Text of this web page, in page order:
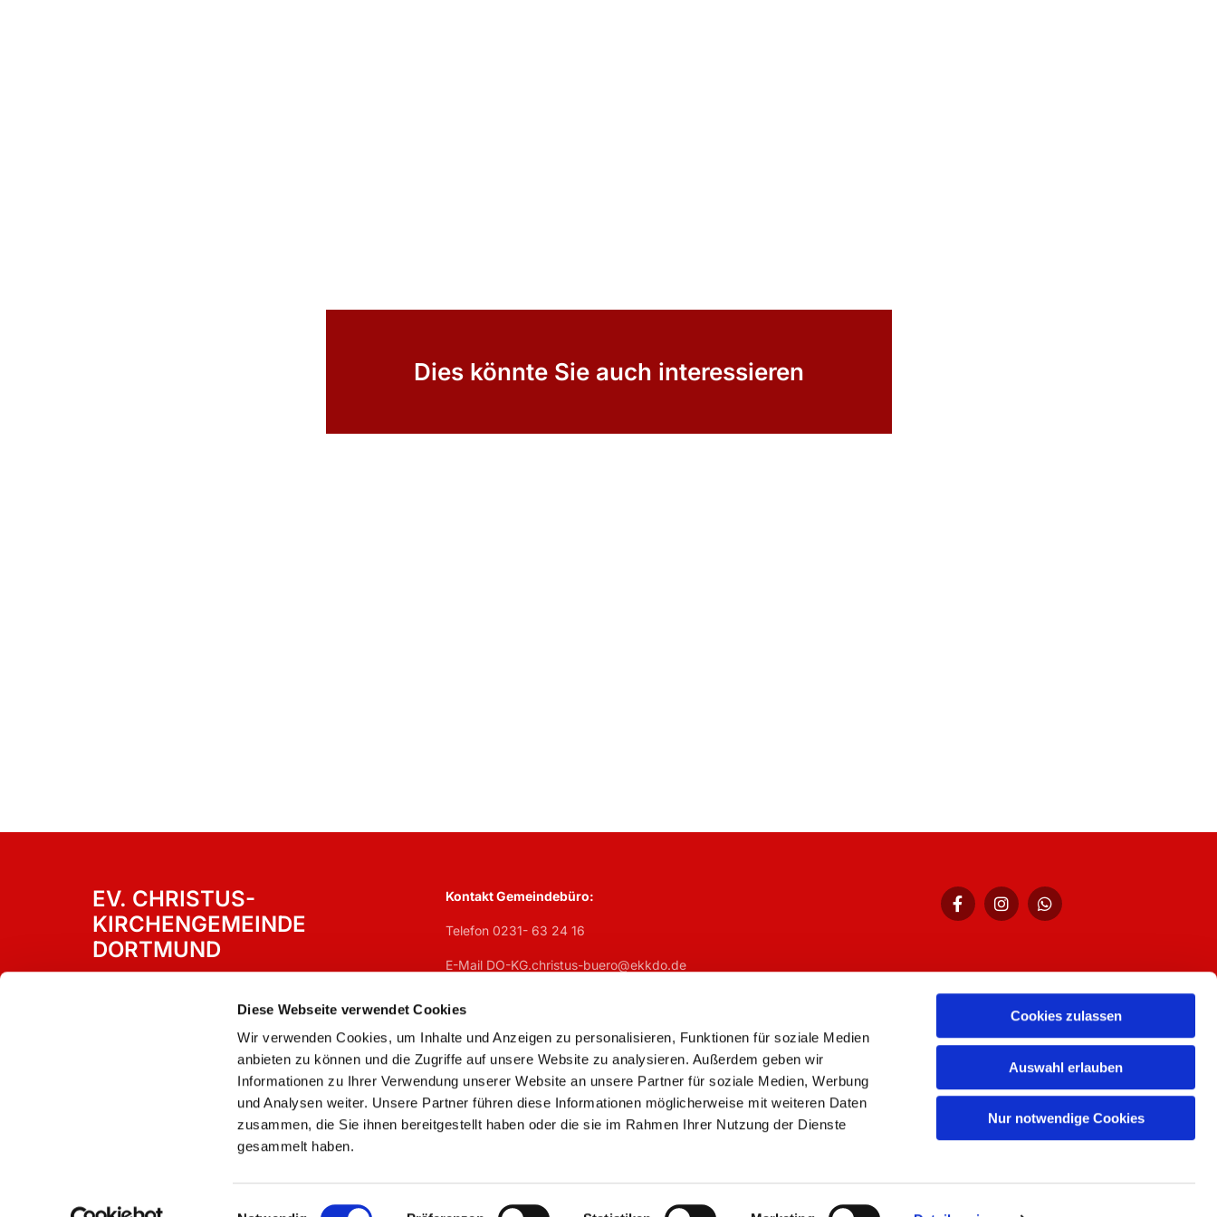
Diese Webseite verwendet Cookies
Wir verwenden Cookies, um Inhalte und Anzeigen zu personalisieren, Funktionen für soziale Medien
anbieten zu können und die Zugriffe auf unsere Website zu analysieren. Außerdem geben wir
Informationen zu Ihrer Verwendung unserer Website an unsere Partner für soziale Medien, Werbung
und Analysen weiter. Unsere Partner führen diese Informationen möglicherweise mit weiteren Daten
zusammen, die Sie ihnen bereitgestellt haben oder die sie im Rahmen Ihrer Nutzung der Dienste
gesammelt haben.
Einwilligungsauswahl
Cookies zulassen
Auswahl erlauben
Nur notwendige Cookies
Dies könnte Sie auch interessieren
EV. CHRISTUS-
KIRCHENGEMEINDE
DORTMUND
Kontakt Gemeindebüro:
Telefon 0231- 63 24 16
E-Mail DO-KG.christus-buero@ekkdo.de
Mogeschlosen,
Do geschlossen,Fr7:30 – 13 Uhr